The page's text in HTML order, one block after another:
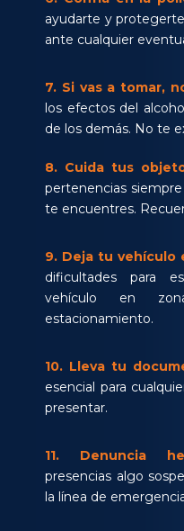
ayudarte y
ante cualquier
7. Si vas a tomar,
los efectos del
de los demás. No te
8. Cuida tus
pertenencias
te encuentres.
9. Deja tu vehículo
dificultades para
vehículo en
estacionamiento.
10. Lleva tu
esencial para
presentar.
11. Denuncia
presencias algo
la línea de